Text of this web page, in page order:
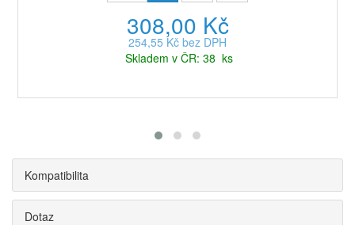
308,00 Kč
254,55 Kč bez DPH
Skladem v ČR: 38 ks
Kompatibilita
Dotaz